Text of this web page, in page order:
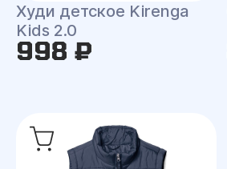
Худи детское Kirenga
Kids 2.0
998 ₽